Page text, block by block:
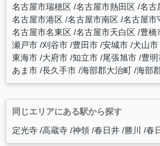
名古屋市瑞穂区 名古屋市熱田区 名古
名古屋市港区 名古屋市南区 名古屋市
名古屋市名東区 名古屋市天白区 豊橋
瀬戸市 刈谷市 豊田市 安城市 犬山市
東海市 大府市 知立市 尾張旭市 豊明
あま市 長久手市 海部郡大治町 海部
同じエリアにある駅から探す
定光寺 高蔵寺 神領 春日井 勝川 春